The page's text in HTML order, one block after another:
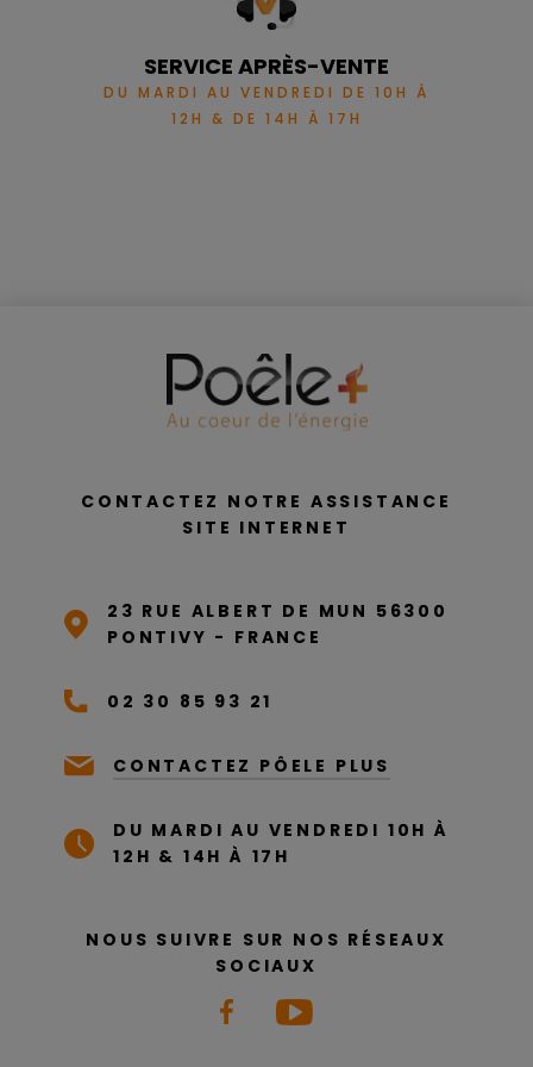
SERVICE APRÈS-VENTE
DU MARDI AU VENDREDI DE 10H À
12H & DE 14H À 17H
CONTACTEZ NOTRE ASSISTANCE
SITE INTERNET
23 RUE ALBERT DE MUN 56300
PONTIVY - FRANCE
02 30 85 93 21
CONTACTEZ PÔELE PLUS
DU MARDI AU VENDREDI 10H À
12H & 14H À 17H
NOUS SUIVRE SUR NOS RÉSEAUX
SOCIAUX